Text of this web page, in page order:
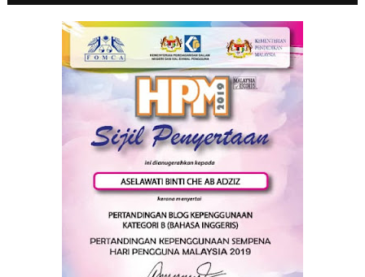
(53)
(100)
(63)